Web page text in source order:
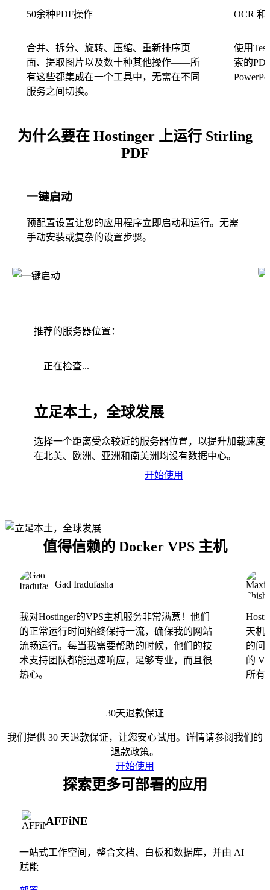
50余种PDF操作
合并、拆分、旋转、压缩、重新排序页
面、提取图片以及数十种其他操作——所
有这些都集成在一个工具中，无需在不同
服务之间切换。
OCR 和
使用
索的
为什么要在 Hostinger 上运行 Stirling
PDF
一键启动
预配置设置让您的应用程序立即启动和运行。无需
手动安装或复杂的设置步骤。
推荐的服务器位置：
正在检查...
立足本土，全球发展
选择一个距离受众较近的服务器位置，以提升加载速度
在北美、欧洲、亚洲和南美洲均设有数据中心。
开始使用
值得信赖的 Docker VPS 主机
Gad Iradufasha
我对Hostinger的VPS主机服务非常满意！他们
的正常运行时间始终保持一流，确保我的网站
流畅运行。每当我需要帮助的时候，他们的技
术支持团队都能迅速响应，足够专业，而且很
热心。
天机
的问
的
所有
30天退款保证
我们提供 30 天退款保证，让您安心试用。详情请参阅我们的
退款政策。
开始使用
探索更多可部署的应用
AFFiNE
一站式工作空间，整合文档、白板和数据库，并由 AI
赋能